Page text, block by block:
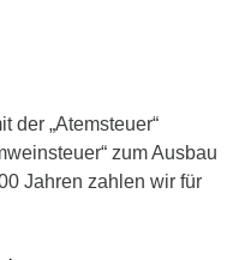
der „Atemsteuer“
zum Ausbau
Jahren zahlen wir für